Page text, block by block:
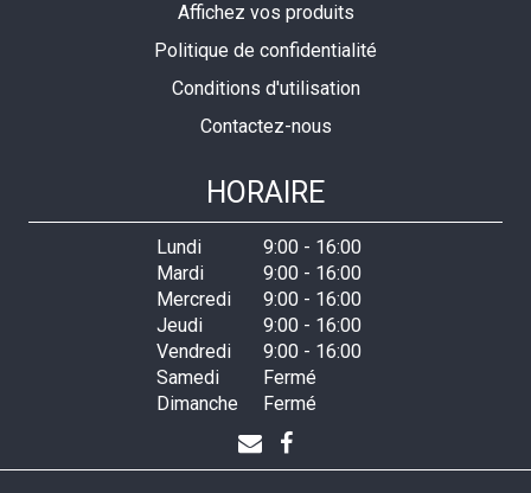
Affichez vos produits
Politique de confidentialité
Conditions d'utilisation
Contactez-nous
HORAIRE
Lundi 9:00- 16:00
Mardi
9:00- 16:00
Mercredi
9:00- 16:00
Jeudi
9:00- 16:00
Vendredi
9:00- 16:00
Samedi
Fermé
Dimanche
Fermé